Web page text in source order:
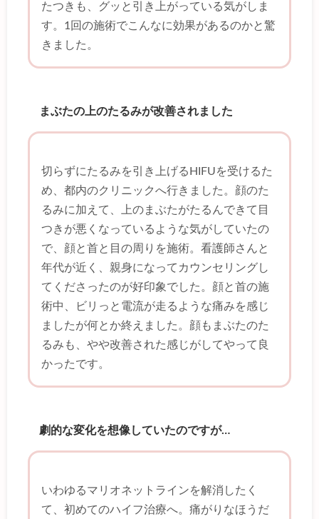
たつきも、グッと引き上がっている気がしま
す。1回の施術でこんなに効果があるのかと驚
きました。
まぶたの上のたるみが改善されました
切らずにたるみを引き上げるHIFUを受けるた
め、都内のクリニックへ行きました。顔のた
るみに加えて、上のまぶたがたるんできて目
つきが悪くなっているような気がしていたの
で、顔と首と目の周りを施術。看護師さんと
年代が近く、親身になってカウンセリングし
てくださったのが好印象でした。顔と首の施
術中、ビリっと電流が走るような痛みを感じ
ましたが何とか終えました。顔もまぶたのた
るみも、やや改善された感じがしてやって良
かったです。
劇的な変化を想像していたのですが…
いわゆるマリオネットラインを解消したく
て、初めてのハイフ治療へ。痛がりなほうだ